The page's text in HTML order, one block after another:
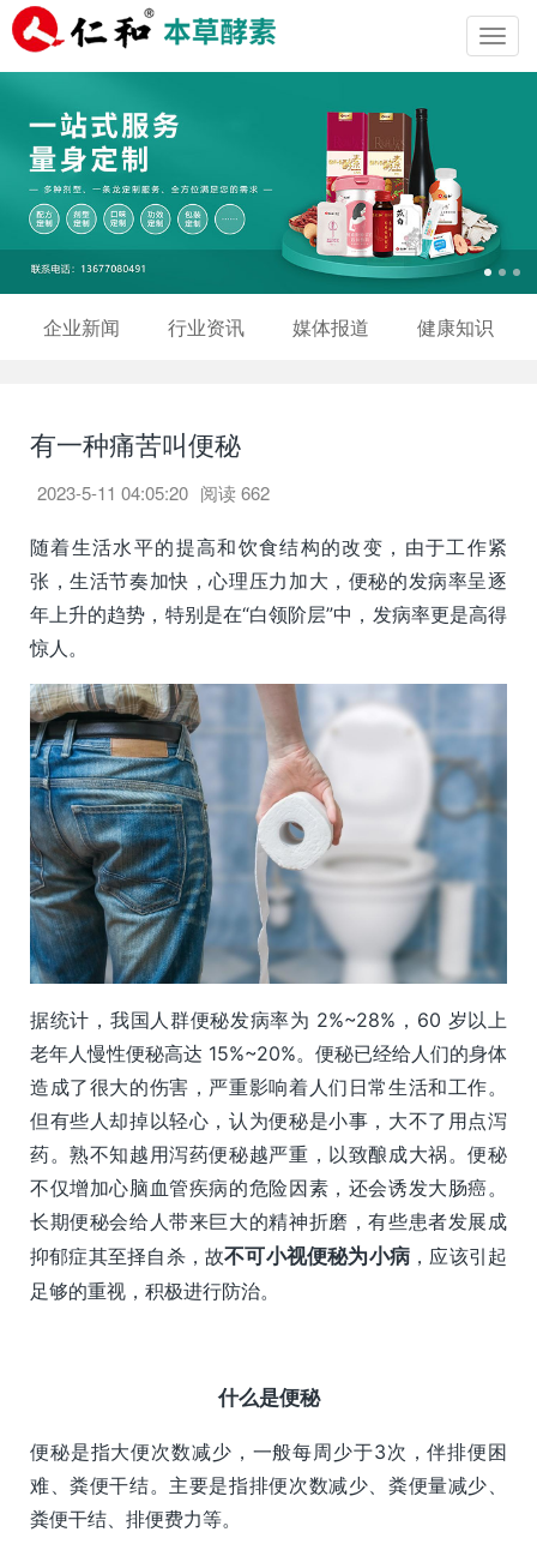
企业新闻 行业资讯 媒体报道 健康知识
有一种痛苦叫便秘
2023-5-11 04:05:20 阅读662
随着生活水平的提高和饮食结构的改变，由于工作紧
张，生活节奏加快，心理压力加大，便秘的发病率呈逐
年上升的趋势，特别是在“白领阶层”中，发病率更是高得
惊人。
据统计，我国人群便秘发病率为 2%~28%，60 岁以上
老年人慢性便秘高达 15%~20%。便秘已经给人们的身体
造成了很大的伤害，严重影响着人们日常生活和工作。
但有些人却掉以轻心，认为便秘是小事，大不了用点泻
药。熟不知越用泻药便秘越严重，以致酿成大祸。便秘
不仅增加心脑血管疾病的危险因素，还会诱发大肠癌。
长期便秘会给人带来巨大的精神折磨，有些患者发展成
抑郁症其至择自杀，故不可小视便秘为小病 ，应该引起
足够的重视，积极进行防治。
什么是便秘
便秘是指大便次数减少，一般每周少于3次，伴排便困
难、粪便干结。主要是指排便次数减少、粪便量减少、
粪便干结、排便费力等。